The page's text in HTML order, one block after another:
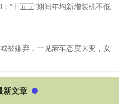
“十五五”期间年均新增装机不低
被嫌弃，一见豪车态度大变，女
新文章